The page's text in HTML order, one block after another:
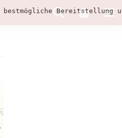
bestmögliche